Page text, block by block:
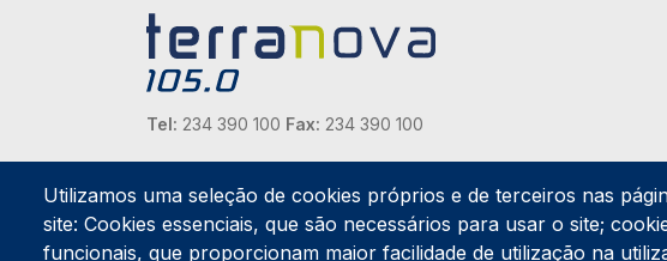
Tel: 234 390 100 Fax: 234 390 100
Endereço Postal
Apartado 42
Rua Gil Eanes 31
3834-908 Gafanha da Nazaré
Utilizamos uma seleção de cookies próprios e de terceiros nas
site: Cookies essenciais, que são necessários para usar o site;
funcionais, que proporcionam maior facilidade de utilização na